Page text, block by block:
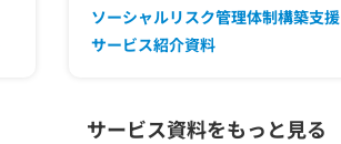
ソーシャルリスク管理体制構築支援
サービス紹介資料
サービス資料をもっと見る